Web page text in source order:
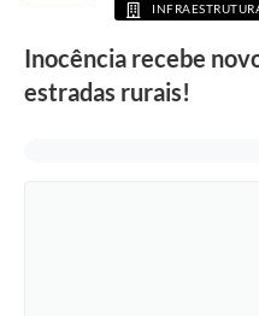
Diário Oficial
Renuncia de Receita
Inocência recebe
estradas rurais!